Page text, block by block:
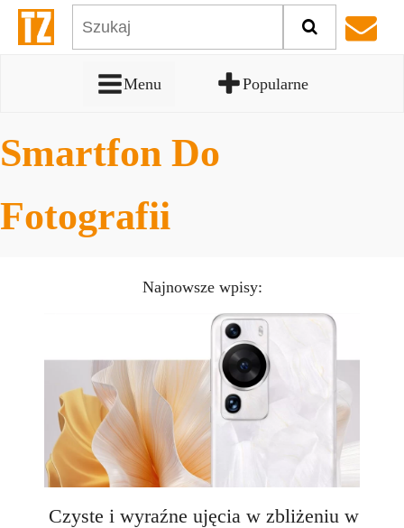
Menu Popularne
Smartfon Do
Fotografii
Najnowsze wpisy:
Czyste i wyraźne ujęcia w zbliżeniu w